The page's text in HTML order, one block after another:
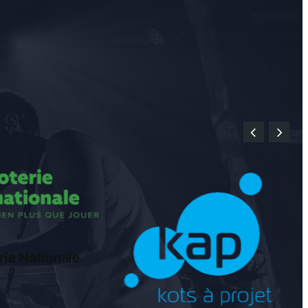
Nationale